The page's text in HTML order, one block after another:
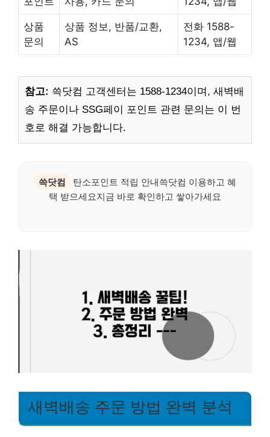
상품
문의
상품 정보, 반품/교환,
AS
전화 1588-
1234, 앱/웹
참고: 쓱닷컴 고객센터는 1588-1234이며, 새벽배
송 주문이나 SSG페이 포인트 관련 문의는 이 번
호로 해결 가능합니다.
쓱닷컴
탄소포인트 적립 안내쓱닷컴 이용하고 혜
택 받으세요지금 바로 확인하고 쌓아가세요
새벽배송 주문 방법 완벽 분석